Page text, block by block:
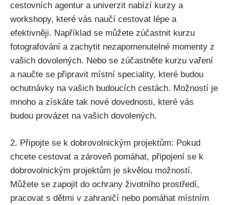
cestovních agentur a univerzit nabízí kurzy a
workshopy, které vás naučí ‌cestovat ‌lépe a‍
efektivněji. Například se ‍můžete‍ zúčastnit‍ kurzu
fotografování a zachytit nezapomenutelné momenty⁢ z
vašich dovolených. Nebo se zúčastněte ‍kurzu‍ vaření
a ‍naučte se⁢ připravit místní speciality, které ⁣budou ​
ochutnávky na‍ vašich budoucích⁤ cestách. ‌Možností je
mnoho a ⁤získáte tak nové dovednosti, které vás
budou‌ provázet na vašich dovolených.
2. Připojte ‍se⁢ k dobrovolnickým projektům:⁤ Pokud
chcete cestovat ‍a zároveň pomáhat, připojení se k
dobrovolnickým projektům je ‌skvělou možností.
Můžete se zapojit do ochrany životního prostředí,
pracovat s dětmi v zahraničí nebo pomáhat místním